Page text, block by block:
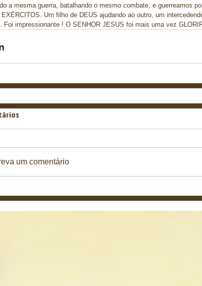
a mesma guerra, batalhando o mesmo combate, e guerreamos
EXÉRCITOS. Um filho de DEUS ajudando ao outro, um
Foi impressionante ! O SENHOR JESUS foi mais uma vez
um comentário